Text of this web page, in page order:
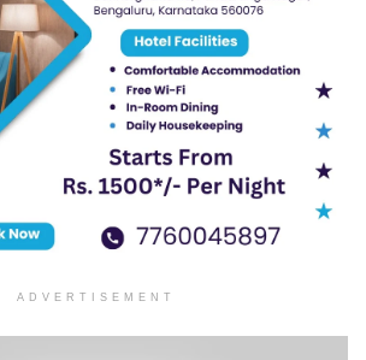
ADVERTISEMENT